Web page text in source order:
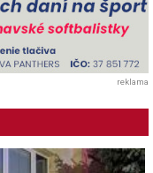
reklama